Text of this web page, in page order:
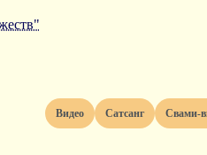
Видео Сатсанг